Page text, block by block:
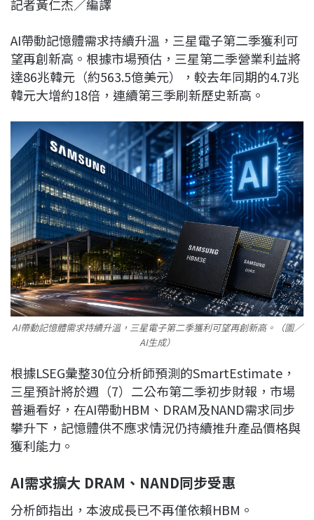
c
b
o
o
k
n
r
a
d
s
e
d
I
n
L
i
n
k
記者黃仁杰／編譯
AI帶動記憶體需求持續升溫，三星電子第二季獲利可
望再創新高。根據市場預估，三星第二季營業利益將
達86兆韓元（約563.5億美元），較去年同期的4.7兆
韓元大增約18倍，連續第三季刷新歷史新高。
AI帶動記憶體需求持續升溫，三星電子第二季獲利可望再創新高。（圖／
AI生成）
根據LSEG彙整30位分析師預測的SmartEstimate，
三星預計將於週（7）二公布第二季初步財報，市場
普遍看好，在AI帶動HBM、DRAM及NAND需求同步
攀升下，記憶體供不應求情況仍持續推升產品價格與
獲利能力。
AI需求擴大 DRAM、NAND同步受惠
分析師指出，本波成長已不再僅依賴HBM。